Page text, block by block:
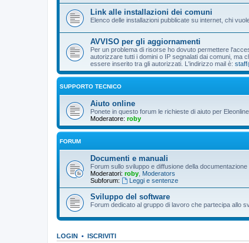
Link alle installazioni dei comuni
Elenco delle installazioni pubblicate su internet, chi
AVVISO per gli aggiornamenti
Per un problema di risorse ho dovuto permettere
autorizzare tutti i domini o IP segnalati dai comuni,
essere inserito tra gli autorizzati. L'indirizzo mail è:
SUPPORTO TECNICO
Aiuto online
Ponete in questo forum le richieste di aiuto per Eleonline
Moderatore: roby
FORUM
Documenti e manuali
Forum sullo sviluppo e diffusione della
Moderatori: roby Moderators
Subforum:
Leggi e sentenze
Sviluppo del software
Forum dedicato al gruppo di lavoro che partecipa allo
LOGIN • ISCRIVITI